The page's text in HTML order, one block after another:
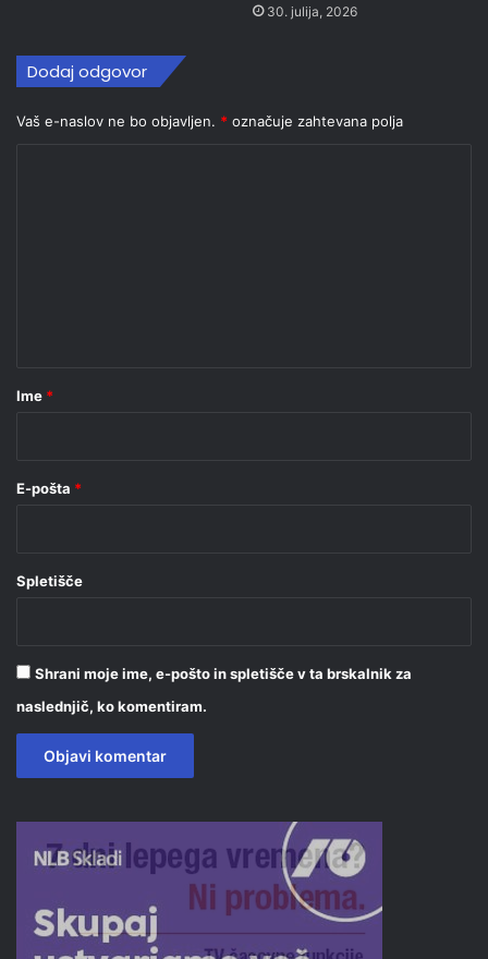
30. julija, 2026
Dodaj odgovor
Vaš e-naslov ne bo objavljen. * označuje zahtevana polja
rIme *
E-pošta *
Spletišče
Shrani moje ime, e-pošto in spletišče v ta brskalnik za
naslednjič, ko komentiram.